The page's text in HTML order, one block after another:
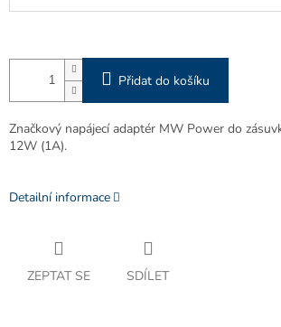
Přidat do košíku
Značkový napájecí adaptér MW Power do
12W (1A).
Detailní informace
ZEPTAT SE SDÍLET